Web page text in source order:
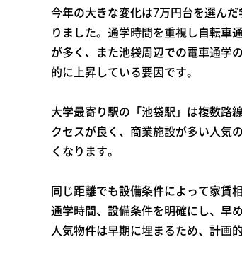
今年の大きな変化は7万円台を選ん
りました。通学時間を重視し自転車
が多く、また池袋周辺での電車通学
的に上昇している要因です。
大学最寄り駅の「池袋駅」は複数路
クセスが良く、商業施設が多い人気
くなります。
同じ距離でも設備条件によって家賃
通学時間、設備条件を明確にし、早
人気物件は早期に埋まるため、計画